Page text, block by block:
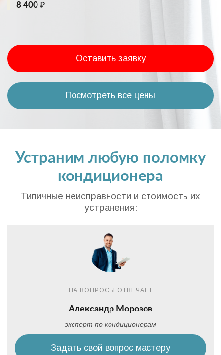
8 400 ₽
Оставить заявку
Посмотреть все цены
Устраним любую поломку
кондиционера
Типичные неисправности и стоимость их
устранения:
НА ВОПРОСЫ ОТВЕЧАЕТ
Александр Морозов
эксперт по кондиционерам
Задать свой вопрос мастеру